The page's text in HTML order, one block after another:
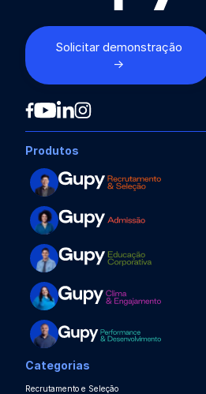
Solicitar demonstração
→
Produtos
Categorias
Recrutamento e Seleção